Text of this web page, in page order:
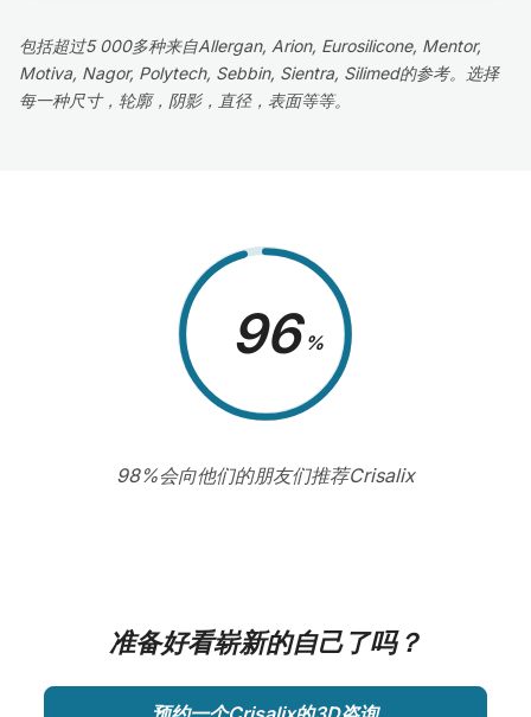
包括超过5 000多种来自Allergan, Arion, Eurosilicone, Mentor,
Motiva, Nagor, Polytech, Sebbin, Sientra, Silimed的参考。选择
每一种尺寸，轮廓，阴影，直径，表面等等。
98 %
98%会向他们的朋友们推荐Crisalix
准备好看崭新的自己了吗？